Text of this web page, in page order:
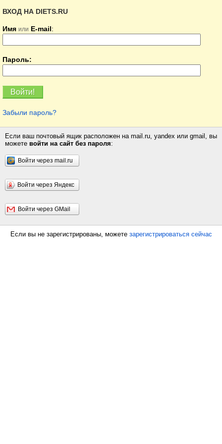
ВХОД НА DIETS.RU
Имя или E-mail:
Пароль:
Забыли пароль?
Если ваш почтовый ящик расположен на mail.ru, yandex или gmail, вы
можете войти на сайт без пароля:
Войти через mail.ru
Войти через Яндекс
Войти через GMail
Если вы не зарегистрированы, можете зарегистрироваться сейчас